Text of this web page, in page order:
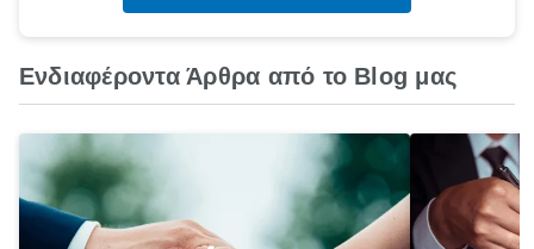
Ενδιαφέροντα Άρθρα από το Blog μας